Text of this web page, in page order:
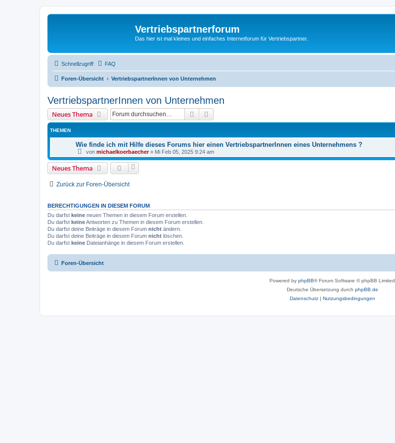
Vertriebspartnerforum
Das hier ist mal kleines und einfaches Internetforum für Vertriebspartner.
Schnellzugriff FAQ
Foren-Übersicht VertriebspartnerInnen von Unternehmen
VertriebspartnerInnen von Unternehmen
Neues Thema Suche
THEMEN
Wie finde ich mit Hilfe dieses Forums hier einen VertriebspartnerInnen eines Unternehmens ?
von michaelkoerbaecher» Mi Feb 05, 2025 9:24 am
Neues Thema
Zurück zur Foren-Übersicht
BERECHTIGUNGEN IN DIESEM FORUM
Du darfst keine neuen Themen in diesem Forum erstellen.
Du darfst keineAntworten zu Themen in diesem Forum erstellen.
Du darfst deine Beiträge in diesem Forum nicht ändern.
Du darfst deine Beiträge in diesem Forum nicht löschen.
Du darfst keine Dateianhänge in diesem Forum erstellen.
Foren-Übersicht
Powered by phpBB® Forum Software © phpBB Limited
Deutsche Übersetzung durch phpBB.de
Datenschutz| Nutzungsbedingungen